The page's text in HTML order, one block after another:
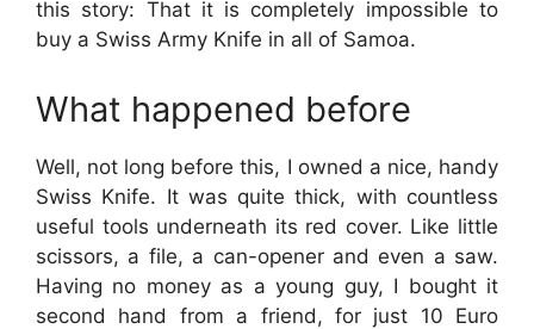
this story: That it is completely impossible to
buy a Swiss Army Knife in all of Samoa.
What happened before
Well, not long before this, I owned a nice, handy
Swiss Knife. It was quite thick, with countless
useful tools underneath its red cover. Like little
scissors, a file, a can-opener and even a saw.
Having no money as a young guy, I bought it
second hand from a friend, for just 10 Euro